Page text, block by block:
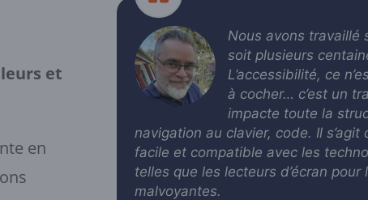
et
en
Nous avons travaillé
soit plusieurs
L’accessibilité, ce
à cocher… c’est un
impacte toute la
navigation au clavier, code. Il
facile et compatible avec les
telles que les lecteurs d’écran pour
malvoyantes.